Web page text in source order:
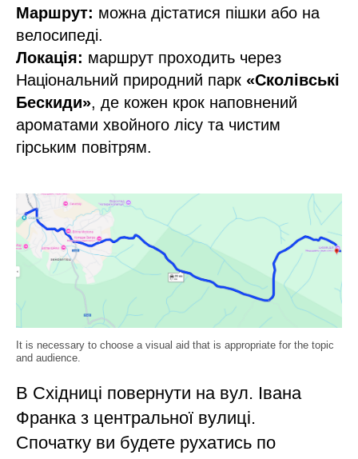
Маршрут: можна дістатися пішки або на
велосипеді.
Локація: маршрут проходить через
Національний природний парк «Сколівські
Бескиди», де кожен крок наповнений
ароматами хвойного лісу та чистим
гірським повітрям.
It is necessary to choose a visual aid that is appropriate for the topic
and audience.
В Східниці повернути на вул. Івана
Франка з центральної вулиці.
Спочатку ви будете рухатись по